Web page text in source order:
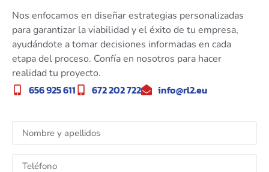
Nos enfocamos en diseñar estrategias personalizadas
para garantizar la viabilidad y el éxito de tu empresa,
ayudándote a tomar decisiones informadas en cada
etapa del proceso. Confía en nosotros para hacer
realidad tu proyecto.
656 925 611 672 202 722 info@rl2.eu